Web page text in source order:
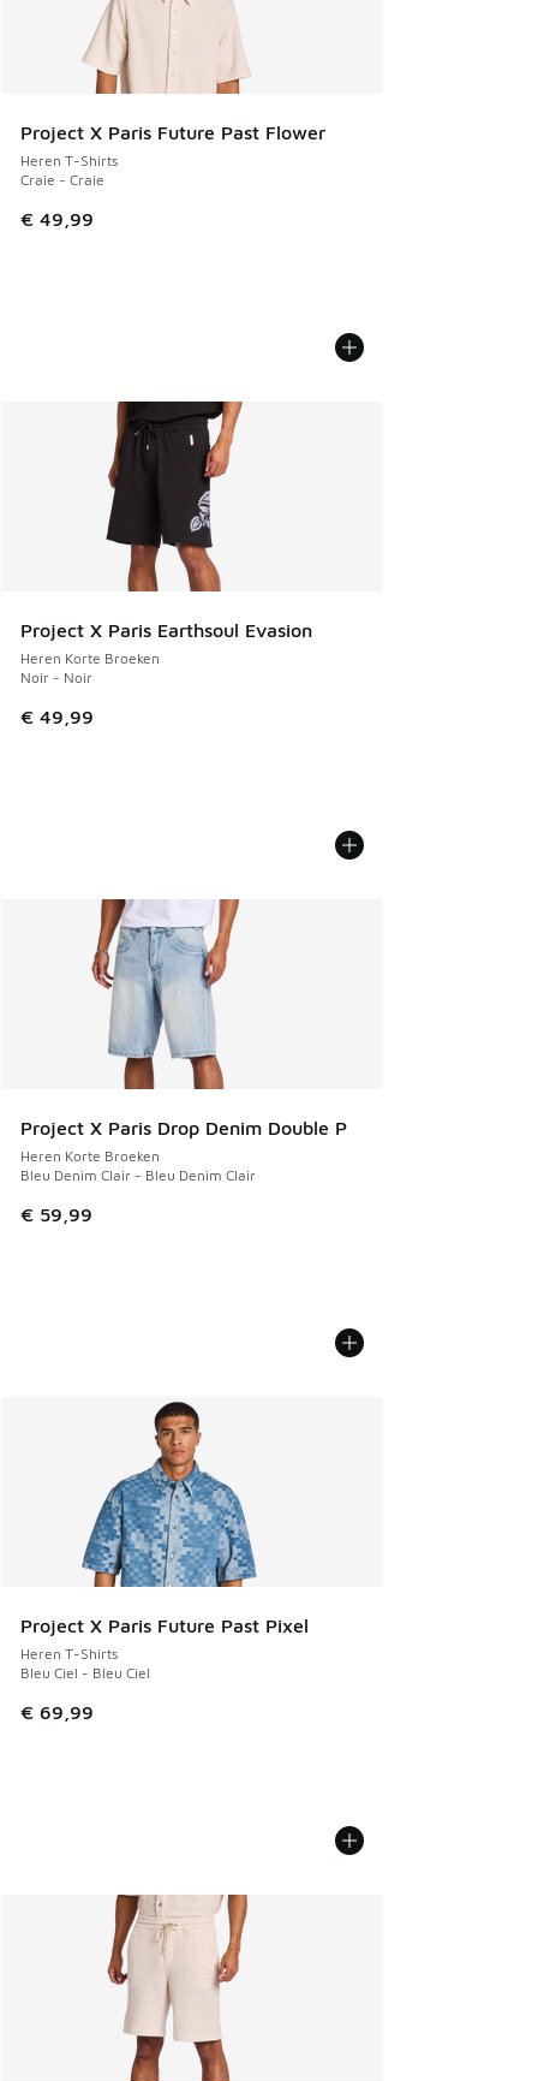
Project X Paris Future Past Flower
Heren T-Shirts
Craie - Craie
€ 49,99
Project X Paris Earthsoul Evasion
Heren Korte Broeken
Noir - Noir
€ 49,99
Project X Paris Drop Denim Double P
Heren Korte Broeken
Bleu Denim Clair - Bleu Denim Clair
€ 59,99
Project X Paris Future Past Pixel
Heren T-Shirts
Bleu Ciel - Bleu Ciel
€ 69,99